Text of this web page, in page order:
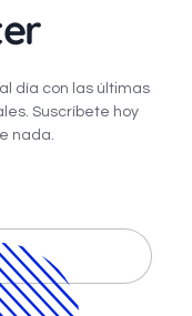
día con las últimas
Suscríbete hoy
nada.